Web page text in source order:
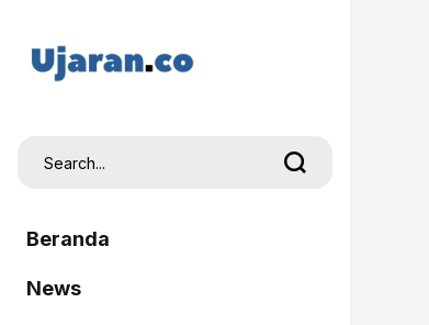
Beranda
News